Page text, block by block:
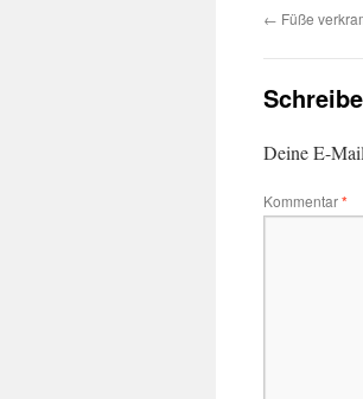
← Füße
Deine E-
Kommentar*